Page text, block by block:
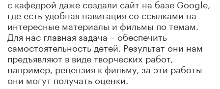
с кафедрой даже создали сайт на базе Google,
где есть удобная навигация со ссылками на
интересные материалы и фильмы по темам.
Для нас главная задача – обеспечить
самостоятельность детей. Результат они нам
предъявляют в виде творческих работ,
например, рецензия к фильму, за эти работы
они могут получать оценки.